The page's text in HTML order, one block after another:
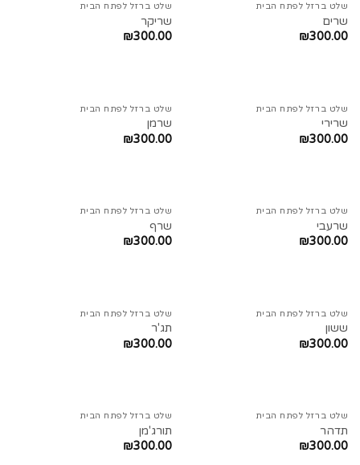
שלט ברזל לפתח הבית
שרים
₪300.00
שלט ברזל לפתח הבית
שריקר
₪300.00
שלט ברזל לפתח הבית
שרירי
₪300.00
שלט ברזל לפתח הבית
שרמן
₪300.00
שלט ברזל לפתח הבית
שרעבי
₪300.00
שלט ברזל לפתח הבית
שרף
₪300.00
שלט ברזל לפתח הבית
ששון
₪300.00
שלט ברזל לפתח הבית
תג'ר
₪300.00
שלט ברזל לפתח הבית
תדהר
₪300.00
שלט ברזל לפתח הבית
תורג'מן
₪300.00